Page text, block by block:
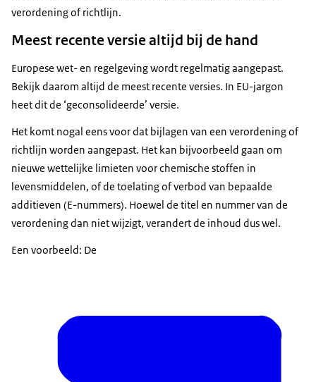
verordening of richtlijn.
Meest recente versie altijd bij de hand
Europese wet- en regelgeving wordt regelmatig aangepast.
Bekijk daarom altijd de meest recente versies. In EU-jargon
heet dit de ‘geconsolideerde’ versie.
Het komt nogal eens voor dat bijlagen van een verordening of
richtlijn worden aangepast. Het kan bijvoorbeeld gaan om
nieuwe wettelijke limieten voor chemische stoffen in
levensmiddelen, of de toelating of verbod van bepaalde
additieven (E-nummers). Hoewel de titel en nummer van de
verordening dan niet wijzigt, verandert de inhoud dus wel.
Een voorbeeld: De